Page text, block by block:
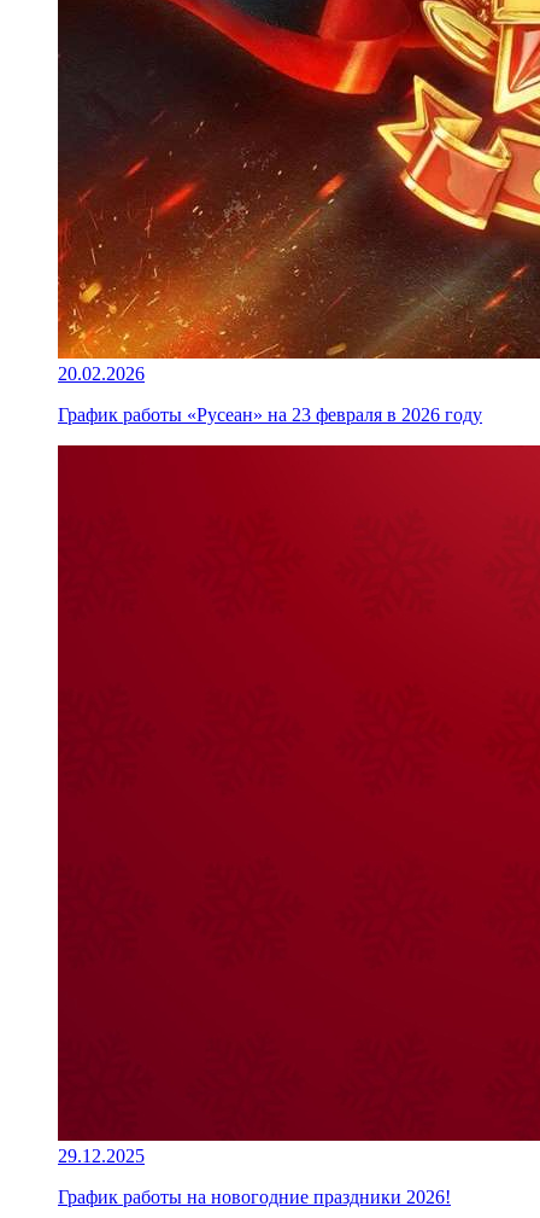
20.02.2026
График работы «Русеан» на 23 февраля в 2026 году
29.12.2025
График работы на новогодние праздники 2026!